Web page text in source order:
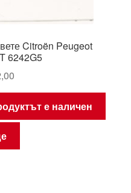
Citroën Peugeot
6242G5
е наличен